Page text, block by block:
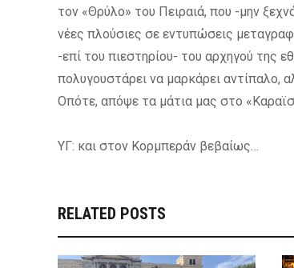
τον «Θρύλο» του Πειραιά, που -μην
νέες πλούσιες σε εντυπώσεις
-επί του πιεστηρίου- του αρχηγού της
πολυγουστάρει να μαρκάρει αντίπαλο,
Οπότε, απόψε τα μάτια μας στο
ΥΓ: και στον Κορμπεράν βεβαίως…
RELATED POSTS